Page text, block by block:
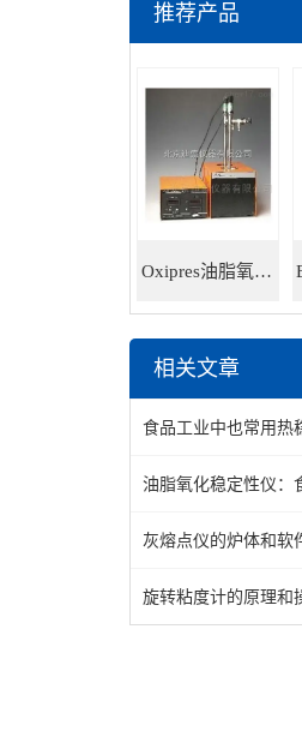
推荐产品
Oxipres油脂氧化稳定性仪
相关文章
灰熔点仪的炉体和软